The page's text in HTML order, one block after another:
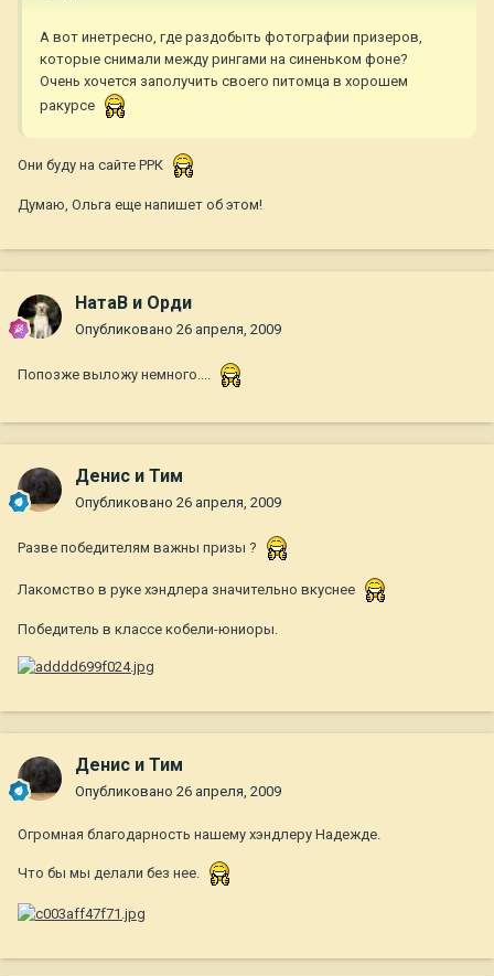
А вот инетресно, где раздобыть фотографии призеров,
которые снимали между рингами на синеньком фоне?
Очень хочется заполучить своего питомца в хорошем
ракурсе
Они буду на сайте РРК
Думаю, Ольга еще напишет об этом!
НатаВ и Орди
Опубликовано 26 апреля, 2009
Попозже выложу немного....
Денис и Тим
Опубликовано 26 апреля, 2009
Разве победителям важны призы ?
Лакомство в руке хэндлера значительно вкуснее
Победитель в классе кобели-юниоры.
Денис и Тим
Опубликовано 26 апреля, 2009
Огромная благодарность нашему хэндлеру Надежде.
Что бы мы делали без нее.